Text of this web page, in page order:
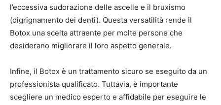
l’eccessiva sudorazione delle ascelle e il bruxismo
(digrignamento dei denti). Questa versatilità rende il
Botox una scelta attraente per molte persone che
desiderano migliorare il loro aspetto generale.
Infine, il Botox è un trattamento sicuro se eseguito da un
professionista qualificato. Tuttavia, è importante
scegliere un medico esperto e affidabile per eseguire le